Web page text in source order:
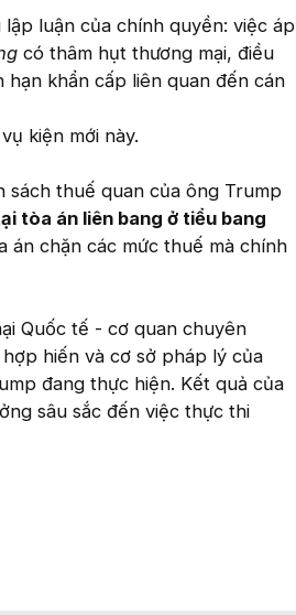
luận của chính quyền: việc áp
có thâm hụt thương mại, điều
khẩn cấp liên quan đến cán
kiện mới này.
thuế quan của ông Trump
tòa án liên bang ở tiểu bang
án chặn các mức thuế mà chính
Quốc tế - cơ quan chuyên
hiến và cơ sở pháp lý của
đang thực hiện. Kết quả của
sâu sắc đến việc thực thi